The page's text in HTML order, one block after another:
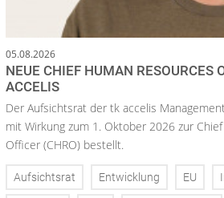
05.08.2026
NEUE CHIEF HUMAN RESOURCES
ACCELIS
Der Aufsichtsrat der tk accelis
mit Wirkung zum 1. Oktober 2026 zur
Officer (CHRO) bestellt.
Aufsichtsrat Entwicklung EU